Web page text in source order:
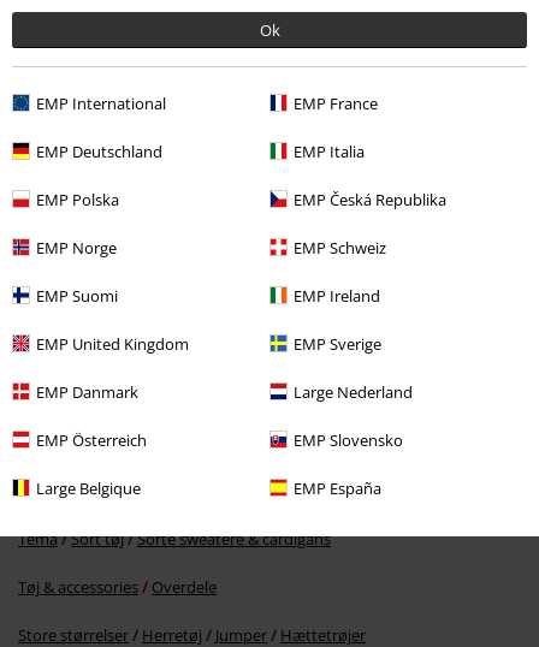
Ok
EMP International EMP France
EMP Deutschland EMP Italia
EMP Polska EMP Česká Republika
EMP Norge EMP Schweiz
EMP Suomi EMP Ireland
EMP United Kingdom EMP Sverige
EMP Danmark Large Nederland
EMP Österreich EMP Slovensko
Large Belgique EMP España
Senest besøgt
More categories. More options.
Tøj Trøjer Hættetrøjer med lynlås
Tøj Trøjer Hættetrøjer
Tema Sort tøj Sorte sweatere & cardigans
Tøj & accessories Overdele
Store størrelser Herretøj Jumper Hættetrøjer